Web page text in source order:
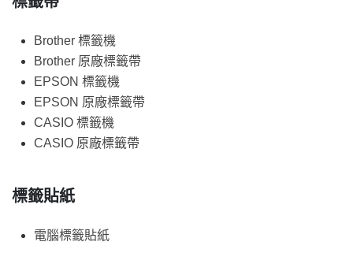
Brother 標籤機
Brother 原廠標籤帶
EPSON 標籤機
EPSON 原廠標籤帶
CASIO 標籤機
CASIO 原廠標籤帶
標籤貼紙
電腦標籤貼紙